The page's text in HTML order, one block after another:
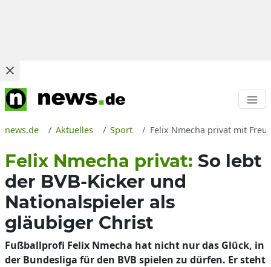
news.de Aktuelles Sport Felix Nmecha privat mit
Felix Nmecha privat: So lebt
der BVB-Kicker und
Nationalspieler als
gläubiger Christ
Fußballprofi Felix Nmecha hat nicht nur das Glück, in
der Bundesliga für den BVB spielen zu dürfen. Er steht